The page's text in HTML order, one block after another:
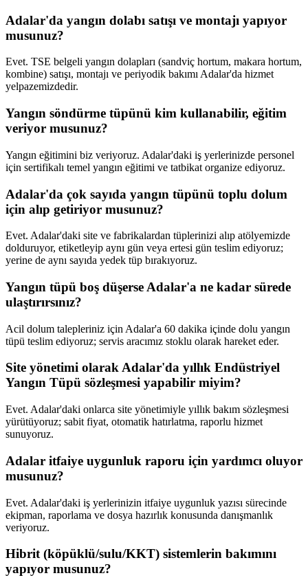
Adalar'da yangın dolabı satışı ve montajı yapıyor
musunuz?
Evet. TSE belgeli yangın dolapları (sandviç hortum, makara hortum,
kombine) satışı, montajı ve periyodik bakımı Adalar'da hizmet
yelpazemizdedir.
Yangın söndürme tüpünü kim kullanabilir, eğitim
veriyor musunuz?
Yangın eğitimini biz veriyoruz. Adalar'daki iş yerlerinizde personel
için sertifikalı temel yangın eğitimi ve tatbikat organize ediyoruz.
Adalar'da çok sayıda yangın tüpünü toplu dolum
için alıp getiriyor musunuz?
Evet. Adalar'daki site ve fabrikalardan tüplerinizi alıp atölyemizde
dolduruyor, etiketleyip aynı gün veya ertesi gün teslim ediyoruz;
yerine de aynı sayıda yedek tüp bırakıyoruz.
Yangın tüpü boş düşerse Adalar'a ne kadar sürede
ulaştırırsınız?
Acil dolum talepleriniz için Adalar'a 60 dakika içinde dolu yangın
tüpü teslim ediyoruz; servis aracımız stoklu olarak hareket eder.
Site yönetimi olarak Adalar'da yıllık Endüstriyel
Yangın Tüpü sözleşmesi yapabilir miyim?
Evet. Adalar'daki onlarca site yönetimiyle yıllık bakım sözleşmesi
yürütüyoruz; sabit fiyat, otomatik hatırlatma, raporlu hizmet
sunuyoruz.
Adalar itfaiye uygunluk raporu için yardımcı oluyor
musunuz?
Evet. Adalar'daki iş yerlerinizin itfaiye uygunluk yazısı sürecinde
ekipman, raporlama ve dosya hazırlık konusunda danışmanlık
veriyoruz.
Hibrit (köpüklü/sulu/KKT) sistemlerin bakımını
yapıyor musunuz?